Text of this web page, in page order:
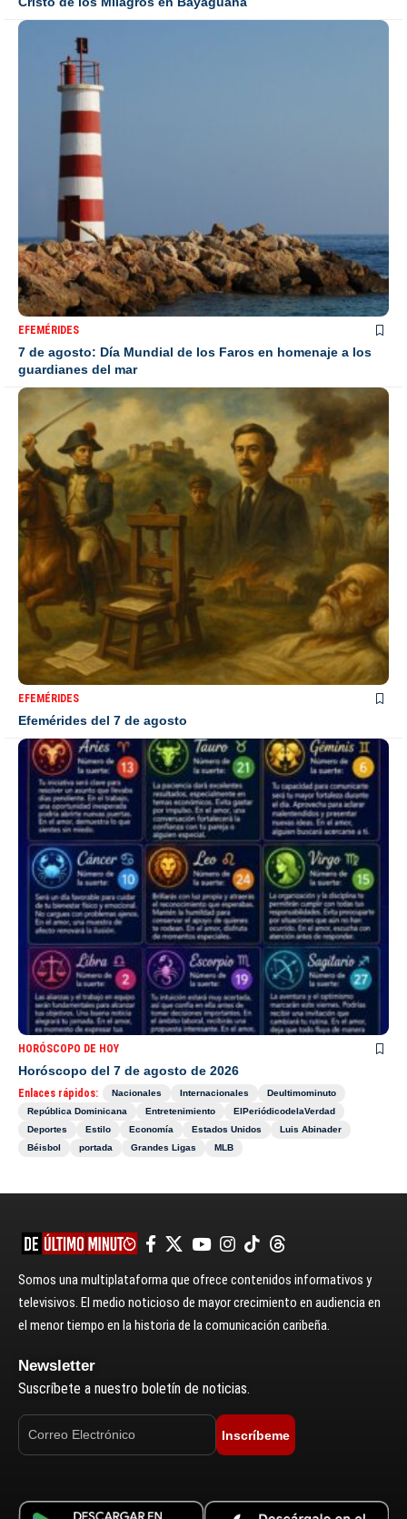
EFEMÉRIDES
7 de agosto: Día Mundial de los Faros en homenaje a los
guardianes del mar
EFEMÉRIDES
Efemérides del 7 de agosto
HORÓSCOPO DE HOY
Horóscopo del 7 de agosto de 2026
Enlaces rápidos: Nacionales Internacionales
Deultimominuto
República Dominicana
Entretenimiento
ElPeriódicodelaVerdad
Deportes
Estilo Economía Estados Unidos
Luis Abinader
Béisbol
portada Grandes Ligas MLB
Somos una multiplataforma que ofrece contenidos informativos y
televisivos. El medio noticioso de mayor crecimiento en audiencia en
el menor tiempo en la historia de la comunicación caribeña.
Newsletter
Suscríbete a nuestro boletín de noticias.
Inscríbeme